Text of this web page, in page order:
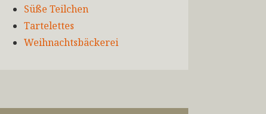
Süße Teilchen
Tartelettes
Weihnachtsbäckerei